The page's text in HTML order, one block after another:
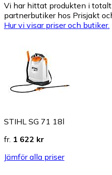
Vi har hittat produkten i
partnerbutiker hos Prisjakt
Hur vi visar priser och butiker.
STIHL SG 71 18l
fr. 1 622 kr
Jämför alla priser